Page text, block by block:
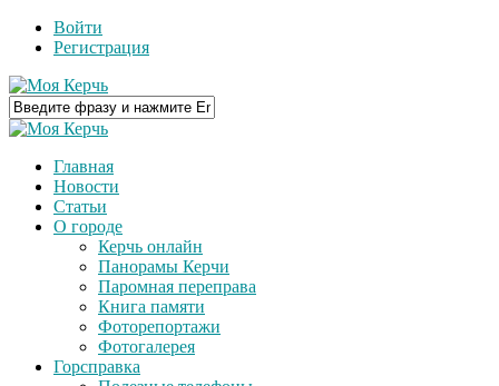
Войти
Регистрация
Главная
Новости
Статьи
О городе
Керчь онлайн
Панорамы Керчи
Паромная переправа
Книга памяти
Фоторепортажи
Фотогалерея
Горсправка